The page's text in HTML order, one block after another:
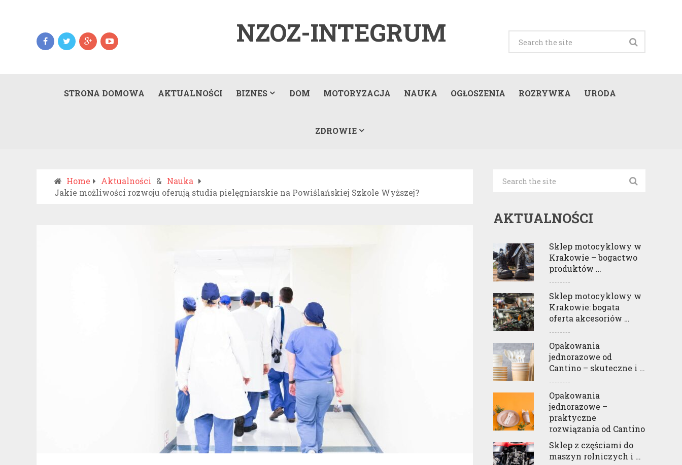
NZOZ-INTEGRUM
STRONA DOMOWA AKTUALNOŚCI BIZNES DOM MOTORYZACJA NAUKA OGŁOSZENIA ROZRYWKA URODA
ZDROWIE
Home Aktualności & Nauka
Jakie możliwości rozwoju oferują studia pielęgniarskie na Powiślańskiej Szkole Wyższej?
AKTUALNOŚCI
Sklep motocyklowy w
Krakowie – bogactwo
produktów …
Sklep motocyklowy w
Krakowie: bogata
oferta akcesoriów …
Opakowania
jednorazowe od
Cantino – skuteczne i …
Opakowania
jednorazowe –
praktyczne
rozwiązania od Cantino
Sklep z częściami do
maszyn rolniczych i …